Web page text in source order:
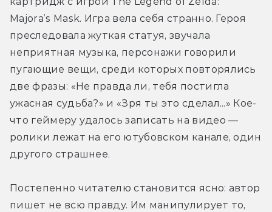
Majora’s Mask. Игра вела себя странно. Героя
преследовала жуткая статуя, звучала
неприятная музыка, персонажи говорили
пугающие вещи, среди которых повторялись
две фразы: «Не правда ли, тебя постигла
ужасная судьба?» и «Зря ты это сделал...» Кое-
что геймеру удалось записать на видео —
ролики лежат на его ютубовском канале, один
другого страшнее.
Постепенно читателю становится ясно: автор
пишет не всю правду. Им манипулирует то,